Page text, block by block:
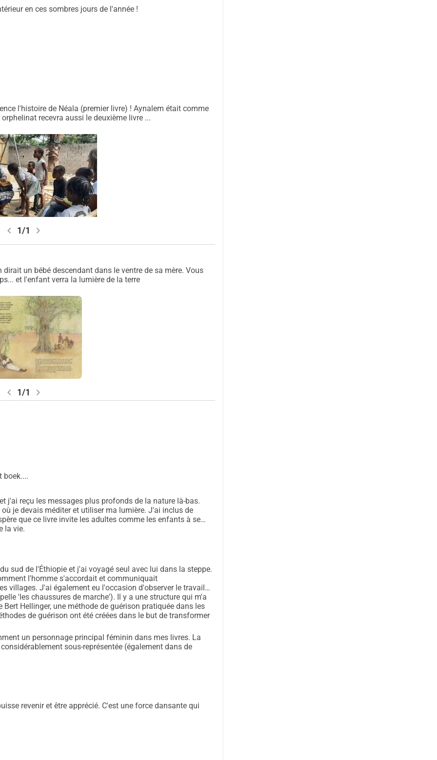
cela et j'attends
maternelle. Un livre peut
préparation ! L'histoire
financier pour l'impression du
distribution du
les zones rurales, les écoles et
jusqu'à la tribu Tsemay dans le sud.
et modes de vie. Enfin, elle rencontre
ou sous une couverture sur le lit !
monde ensemble et revenir
un échange entre le parent et
une meilleure compréhension du monde extérieur.
Je vise une
en Éthiopie
me contacter
cela et j'attends
en ces sombres jours de l'année !
l'histoire de Néala (premier livre) ! Aynalem était comme
recevra aussi le deuxième livre ...
chevron_left 1/1 chevron_right
un bébé descendant dans le ventre de sa mère. Vous
et l'enfant verra la lumière de la terre
chevron_left 1/1 chevron_right
boek....
j'ai reçu les messages plus profonds de la nature là-bas.
je devais méditer et utiliser ma lumière. J'ai inclus de
que ce livre invite les adultes comme les enfants à se
la vie.
sud de l'Éthiopie et j'ai voyagé seul avec lui dans la steppe.
l'homme s'accordait et communiquait
villages. J'ai également eu l'occasion d'observer le travail
'les chaussures de marche'). Il y a une structure qui m'a
Hellinger, une méthode de guérison pratiquée dans les
de guérison ont été créées dans le but de transformer
un personnage principal féminin dans mes livres. La
sous-représentée (également dans de
revenir et être apprécié. C'est une force dansante qui